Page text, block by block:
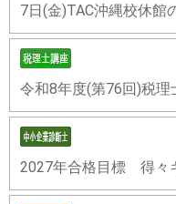
7日(金)TAC沖縄校休館
令和8年度(第76回)税
2027年合格目標 得々